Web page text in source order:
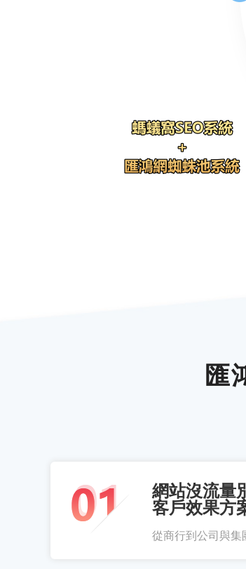
匯
網站沒流量
客戶效果方
從商行到公司與集